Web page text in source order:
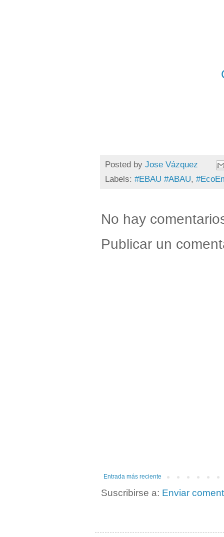
Posted by Jose Vázquez
Labels: #EBAU #ABAU,
No hay
Publicar un
Entrada más reciente
Suscribirse a: Enviar